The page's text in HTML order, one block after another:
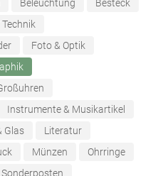
Beleuchtung
Besteck
Technik
Foto & Optik
Instrumente & Musikartikel
Glas
Literatur
Münzen
Ohrringe
Sonderposten